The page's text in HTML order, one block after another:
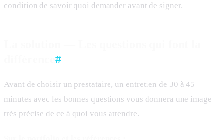
condition de savoir quoi demander avant de signer.
#
Avant de choisir un prestataire, un entretien de 30 à 45
minutes avec les bonnes questions vous donnera une image
très précise de ce à quoi vous attendre.